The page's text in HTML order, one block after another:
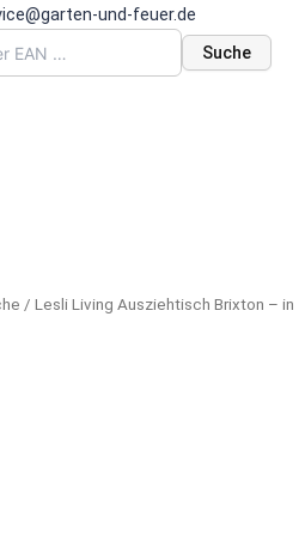
und-feuer.de
Suche
/ Lesli Living Ausziehtisch Brixton – in